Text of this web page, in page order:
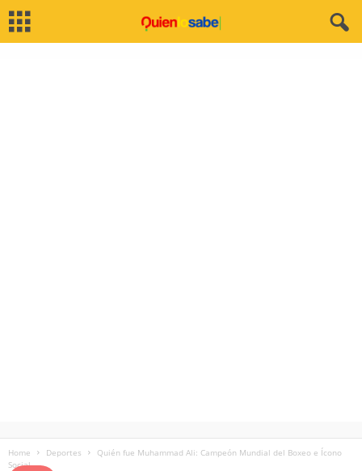
Home Deportes
Quién fue Muhammad Ali: Campeón Mundial del Boxeo e Ícono
Social.